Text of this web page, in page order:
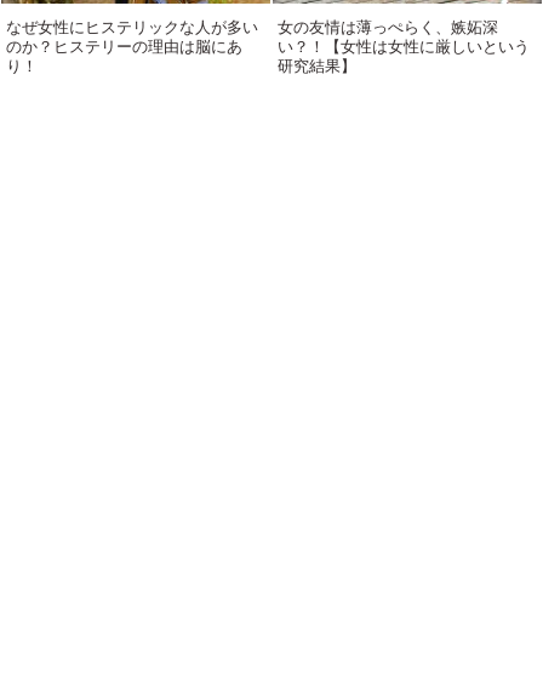
なぜ女性にヒステリックな人が多い
のか？ヒステリーの理由は脳にあ
り！
女の友情は薄っぺらく、嫉妬深
い？！【女性は女性に厳しいという
研究結果】